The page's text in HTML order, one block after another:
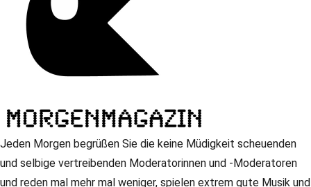
Jeden Morgen begrüßen Sie die keine Müdigkeit scheuenden
und selbige vertreibenden Moderatorinnen und -Moderatoren
und reden mal mehr mal weniger, spielen extrem gute Musik und